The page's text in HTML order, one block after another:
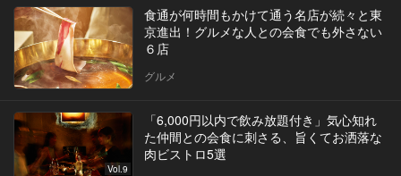
食通が何時間もかけて通う名店が続々と東
京進出！グルメな人との会食でも外さない
６店
グルメ
Vol.9
「6,000円以内で飲み放題付き」気心知れ
た仲間との会食に刺さる、旨くてお洒落な
肉ビストロ5選